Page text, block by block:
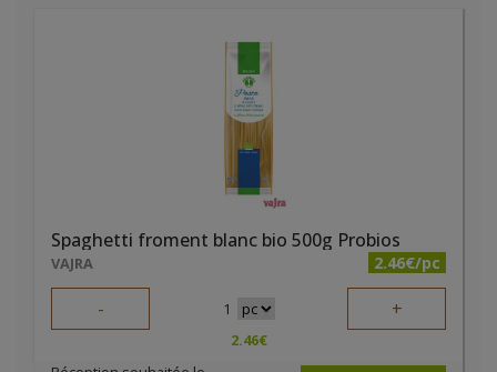
Spaghetti froment blanc bio 500g Probios
VAJRA 2.46€/pc
- 1 +
2.46€